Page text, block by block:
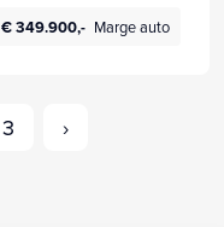
€ 349.900,- Marge auto
3 ›